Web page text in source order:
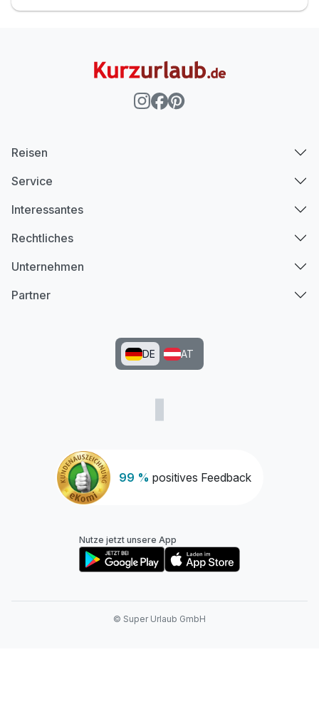
99 % positives Feedback
Reisen
Service
Interessantes
Rechtliches
Unternehmen
Partner
DE AT
Nutze jetzt unsere App
© Super Urlaub GmbH